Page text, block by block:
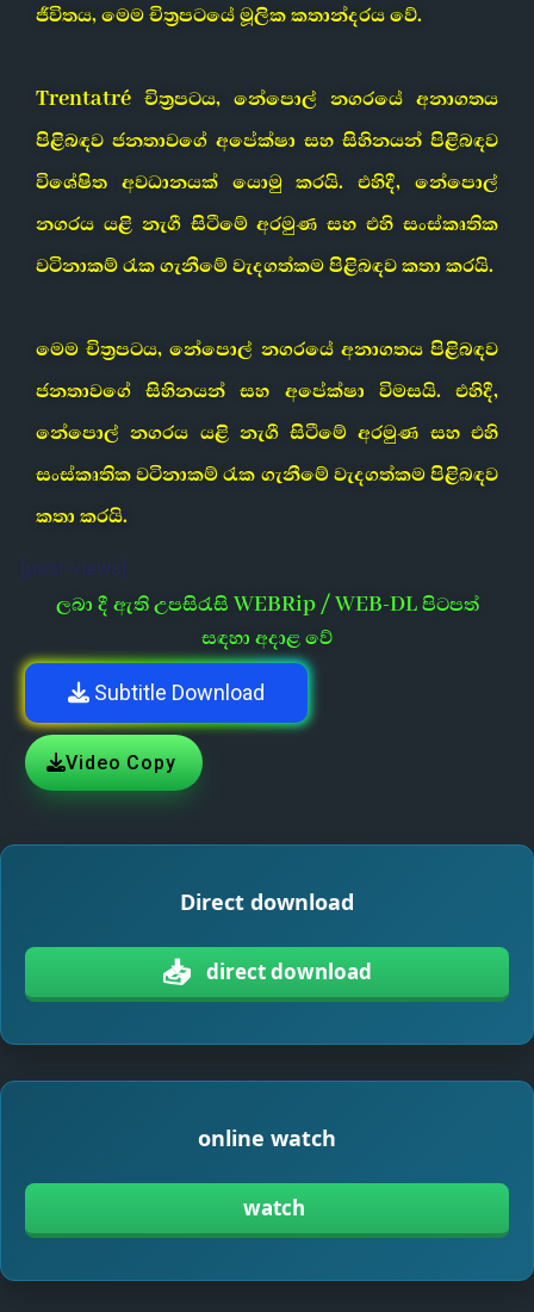
ජීවිතය, මෙම චිත්‍රපටයේ මූලික කතාන්දරය වේ.
Trentatré චිත්‍රපටය, නේපොල් නගරයේ අනාගතය
පිළිබඳව ජනතාවගේ අපේක්ෂා සහ සිහිනයන් පිළිබඳව
විශේෂිත අවධානයක් යොමු කරයි. එහිදී, නේපොල්
නගරය යළි නැගී සිටීමේ අරමුණ සහ එහි සංස්කෘතික
වටිනාකම් රැක ගැනීමේ වැදගත්කම පිළිබඳව කතා කරයි.
මෙම චිත්‍රපටය, නේපොල් නගරයේ අනාගතය පිළිබඳව
ජනතාවගේ සිහිනයන් සහ අපේක්ෂා විමසයි. එහිදී,
නේපොල් නගරය යළි නැගී සිටීමේ අරමුණ සහ එහි
සංස්කෘතික වටිනාකම් රැක ගැනීමේ වැදගත්කම පිළිබඳව
කතා කරයි.
[post-views]
ලබා දී ඇති උපසිරැසි WEBRip / WEB-DL පිටපත්
සඳහා අදාළ වේ
Subtitle Download
Video Copy
Direct download
📥 direct download
online watch
watch